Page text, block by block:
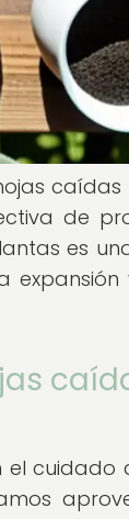
de
es
cuidado